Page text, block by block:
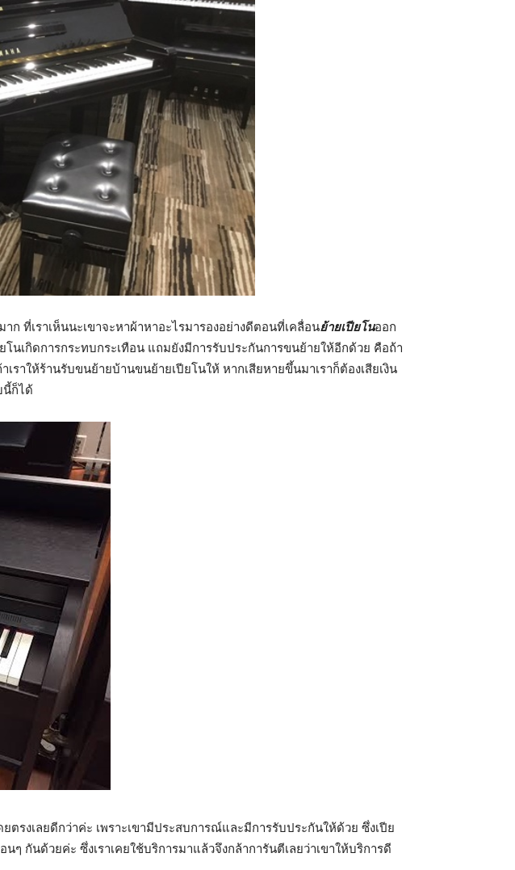
ก ที่เราเห็นนะเขาจะหาผ้าหาอะไรมารองอย่างดีตอนที่เคลื่อนย้ายเปียโนออก
นเกิดการกระทบกระเทือน แถมยังมีการรับประกันการขนย้ายให้อีกด้วย คือถ้า
เราให้ร้านรับขนย้ายบ้านขนย้ายเปียโนให้ หากเสียหายขึ้นมาเราก็ต้องเสียเงิน
นี้ก็ได้
ยตรงเลยดีกว่าค่ะ เพราะเขามีประสบการณ์และมีการรับประกันให้ด้วย ซึ่งเปีย
ๆ กันด้วยค่ะ ซึ่งเราเคยใช้บริการมาแล้วจึงกล้าการันตีเลยว่าเขาให้บริการดี